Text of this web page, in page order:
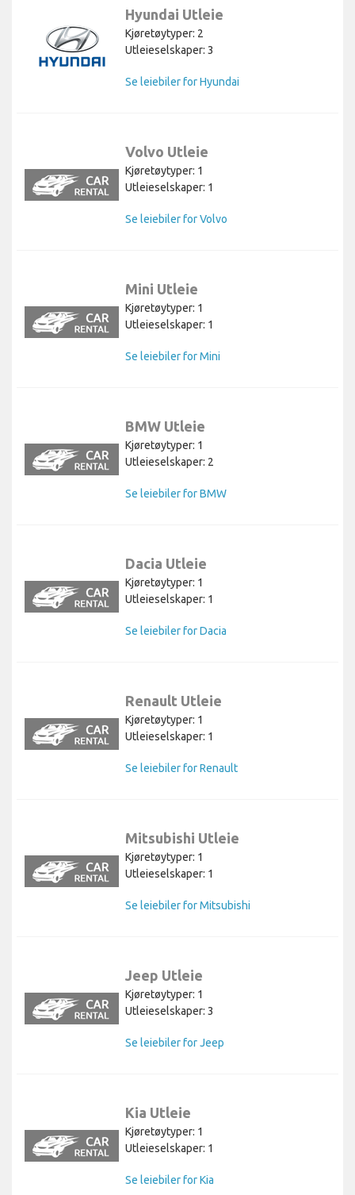
Hyundai Utleie
Kjøretøytyper: 2
Utleieselskaper: 3
Se leiebiler for Hyundai
Volvo Utleie
Kjøretøytyper: 1
Utleieselskaper: 1
Se leiebiler for Volvo
Mini Utleie
Kjøretøytyper: 1
Utleieselskaper: 1
Se leiebiler for Mini
BMW Utleie
Kjøretøytyper: 1
Utleieselskaper: 2
Se leiebiler for BMW
Dacia Utleie
Kjøretøytyper: 1
Utleieselskaper: 1
Se leiebiler for Dacia
Renault Utleie
Kjøretøytyper: 1
Utleieselskaper: 1
Se leiebiler for Renault
Mitsubishi Utleie
Kjøretøytyper: 1
Utleieselskaper: 1
Se leiebiler for Mitsubishi
Jeep Utleie
Kjøretøytyper: 1
Utleieselskaper: 3
Se leiebiler for Jeep
Kia Utleie
Kjøretøytyper: 1
Utleieselskaper: 1
Se leiebiler for Kia